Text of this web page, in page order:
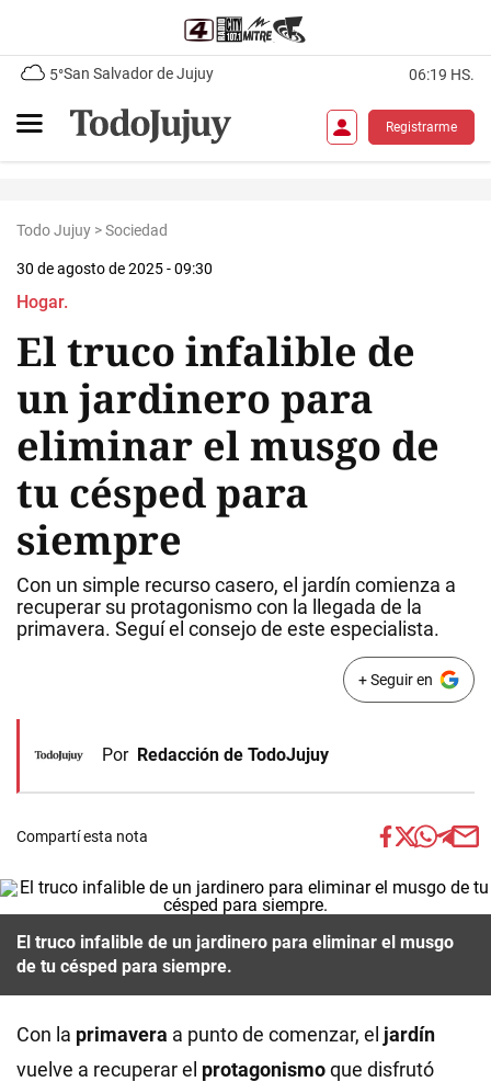
5°San Salvador de Jujuy 06:19 HS.
Registrarme
Todo Jujuy >Sociedad
30 de agosto de 2025 - 09:30
Hogar.
El truco infalible de
un jardinero para
eliminar el musgo de
tu césped para
siempre
Con un simple recurso casero, el jardín comienza a
recuperar su protagonismo con la llegada de la
primavera. Seguí el consejo de este especialista.
+ Seguir en
Por Redacción de TodoJujuy
Compartí esta nota
El truco infalible de un jardinero para eliminar el musgo
de tu césped para siempre.
Con la primavera a punto de comenzar, el jardín
vuelve a recuperar el protagonismoque disfrutó